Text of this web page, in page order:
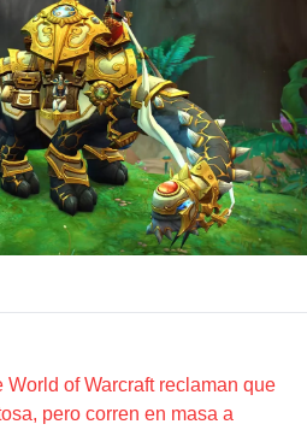
World of Warcraft reclaman que
pero corren en masa a